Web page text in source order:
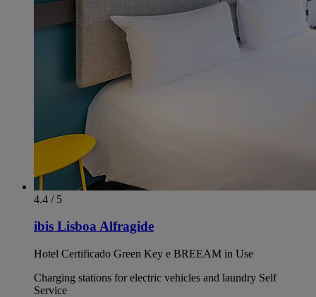
4.4 / 5
ibis Lisboa Alfragide
Hotel Certificado Green Key e BREEAM in Use
Charging stations for electric vehicles and laundry Self
Service